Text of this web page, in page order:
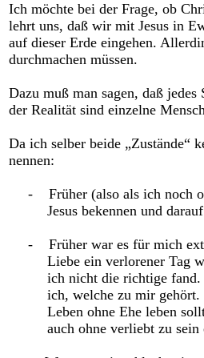
Ich möchte bei der Frage, ob
lehrt uns, daß wir mit Jesus in
auf dieser Erde eingehen.
durchmachen müssen.
Dazu muß man sagen, daß
der Realität sind einzelne
Da ich selber beide „Zustände“
nennen:
-
Früher (also als ich noch
Jesus bekennen und
-
Früher war es für mich
Liebe ein verlorener Tag
ich nicht die richtige fand.
ich, welche zu mir gehört.
Leben ohne Ehe leben
auch ohne verliebt zu